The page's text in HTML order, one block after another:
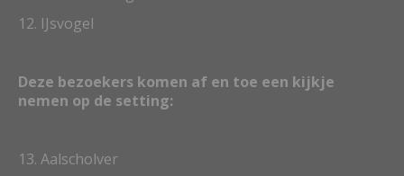
12. IJsvogel
Deze bezoekers komen af en toe een kijkje
nemen op de setting:
13. Aalscholver